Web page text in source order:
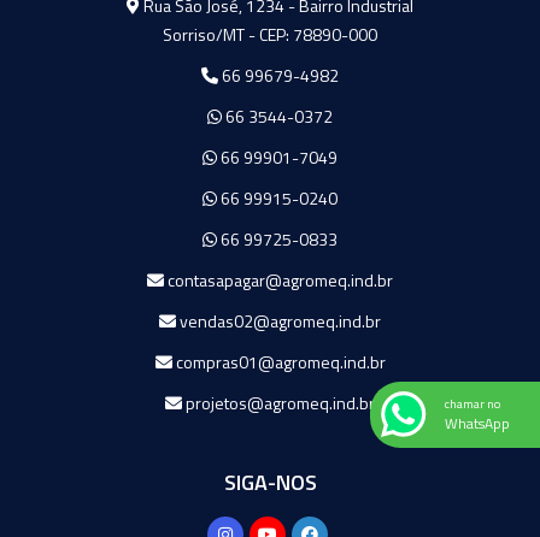
Rua São José, 1234 - Bairro Industrial
Sorriso/MT - CEP: 78890-000
66 99679-4982
66 3544-0372
66 99901-7049
66 99915-0240
66 99725-0833
contasapagar@agromeq.ind.br
vendas02@agromeq.ind.br
compras01@agromeq.ind.br
projetos@agromeq.ind.br
SIGA-NOS
chamar no
WhatsApp